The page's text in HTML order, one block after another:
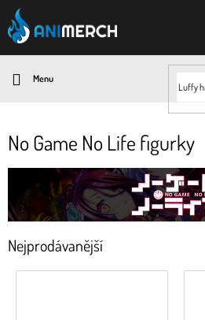
Přejít
na
obsah
No Game No Life figurky
Nejprodávanější